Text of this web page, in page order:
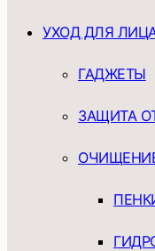
УХОД ДЛЯ
ГАДЖЕТЫ
ЗАЩИТА